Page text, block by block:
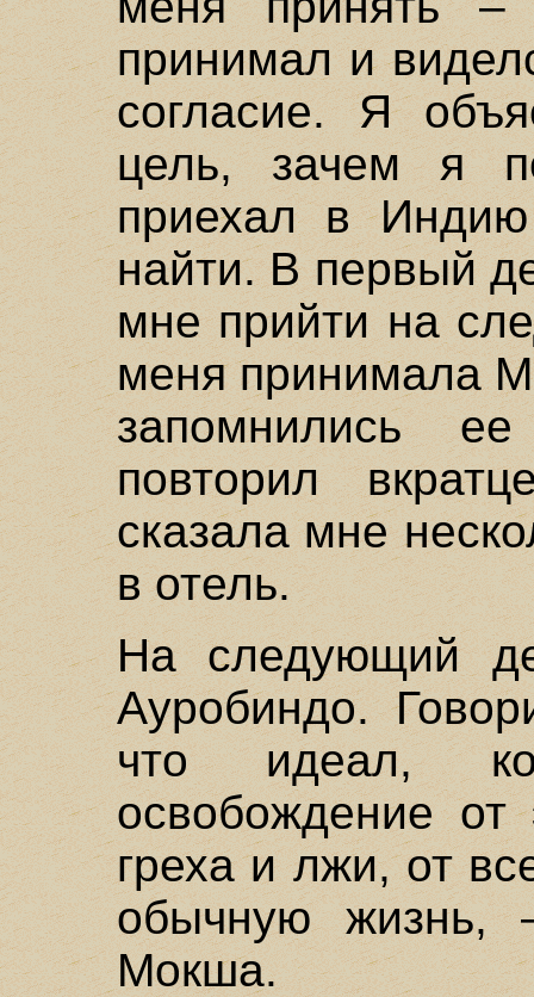
принимал и
согласие. Я
цель, зачем я
приехал в
найти. В первый
мне прийти на
меня принимала
запомнились
повторил
сказала мне
в отель.
На следующий
Ауробиндо.
что идеал,
освобождение от
греха и лжи, от
обычную жизнь,
Мокша.